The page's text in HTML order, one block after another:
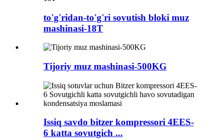
to'g'ridan-to'g'ri sovutish bloki muz
mashinasi-18T
Tijoriy muz mashinasi-500KG
Issiq savdo bitzer kompressori 4EES-
6 katta sovutgich ...